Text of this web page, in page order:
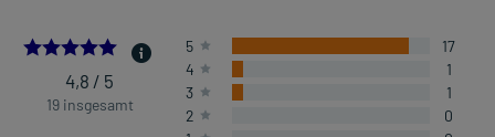
4.842105263157895
4,8 / 5
19 insgesamt
5
17
4
1
3
1
2
0